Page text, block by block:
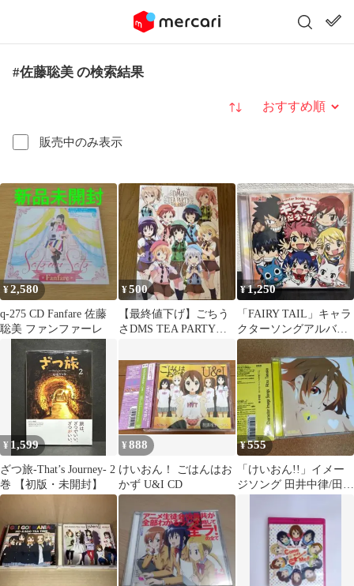
#佐藤聡美 の検索結果
販売中のみ表示
並び替え
¥2,580
q-275 CD Fanfare 佐藤
聡美 ファンファーレ
¥500
【最終値下げ】ごちう
さDMS TEA PARTY
¥1,250
「FAIRY TAIL」キャラ
クターソングアルバム2
キズナだろー!!
¥ 1,599
ざつ旅-That’s Journey- 2
巻 【初版・未開封】
¥888
けいおん！ ごはんはお
かず U&I CD
¥555
「けいおん!!」イメー
ジソング 田井中律/田井